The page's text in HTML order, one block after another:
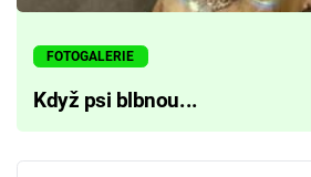
FOTOGALERIE
Když psi blbnou...